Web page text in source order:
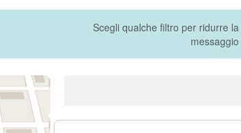
Scegli qualche filtro per ridurre